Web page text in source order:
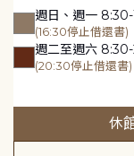
週日、週一
(16:30停止借還書)
週二至週六
(20:30停止借還書)
休